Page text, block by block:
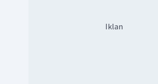
Iklan